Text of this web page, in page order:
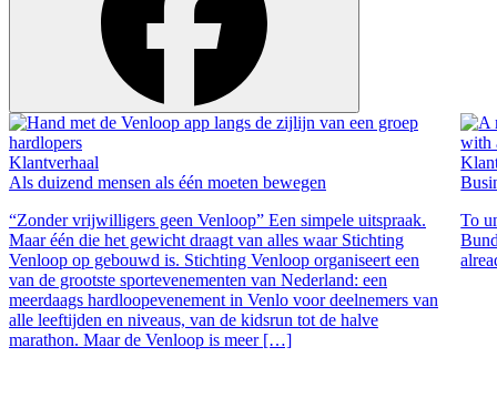
Klantverhaal
Als duizend mensen als één moeten bewegen
“Zonder vrijwilligers geen Venloop” Een simpele uitspraak.
Maar één die het gewicht draagt van alles waar Stichting
Venloop op gebouwd is. Stichting Venloop organiseert een
van de grootste sportevenementen van Nederland: een
meerdaags hardloopevenement in Venlo voor deelnemers van
alle leeftijden en niveaus, van de kidsrun tot de halve
marathon. Maar de Venloop is meer […]
To